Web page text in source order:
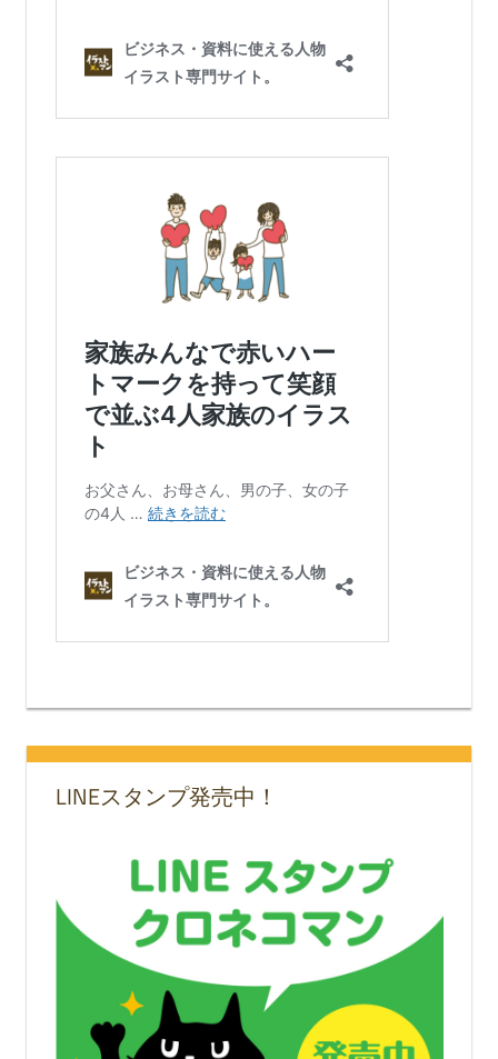
LINEスタンプ発売中！